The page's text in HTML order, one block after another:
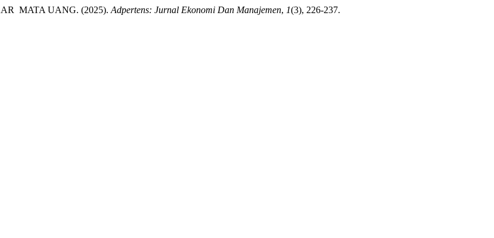
MATA UANG. (2025). Adpertens: Jurnal Ekonomi Dan Manajemen, 1(3), 226-237.